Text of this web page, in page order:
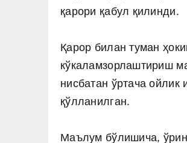
қарори қабул қилинди.
Қарор билан туман
кўкаламзорлаштириш
нисбатан ўртача
қўлланилган.
Маълум бўлишича,